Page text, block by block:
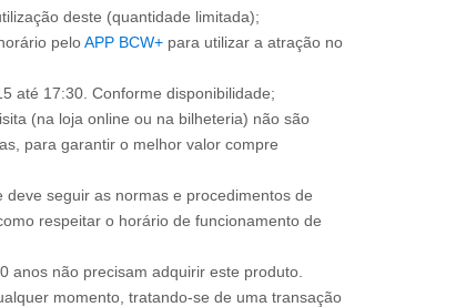
deste (quantidade limitada);
peloAPP BCW+ para utilizar a atração no
até 17:30. Conforme disponibilidade;
(na loja online ou na bilheteria) não são
para garantir o melhor valor compre
deve seguir as normas e procedimentos de
respeitar o horário de funcionamento de
anos não precisam adquirir este produto.
momento, tratando-se de uma transação